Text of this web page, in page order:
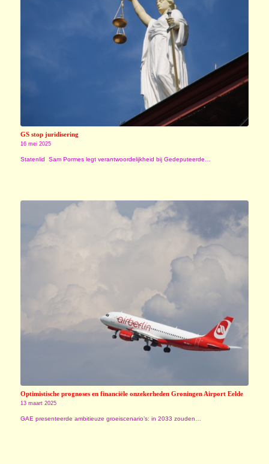
GS stop juridisering
16 mei 2025
Statenlid Sam Pormes legt verantwoordelijkheid bij Gedeputeerde…
Optimistische prognoses en financiële onzekerheden Groningen Airport Eelde
13 maart 2025
GAE presenteerde ambitieuze groeiscenario’s: in 2033 zouden…